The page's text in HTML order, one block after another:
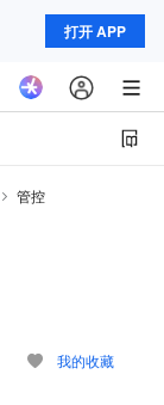
打开 APP
管控
我的收藏